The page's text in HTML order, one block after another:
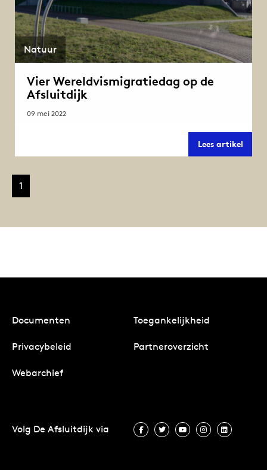
Vier Wereldvismigratiedag op de
Afsluitdijk
09 mei 2022
Lees artikelVier
Natuur
1
Documenten Toegankelijkheid
Privacybeleid Partneroverzicht
Webarchief
Volg De Afsluitdijk via Volg De Afsluitdijk via Facebook
Volg De Afsluitdijk via
Volg De Afsluitdijk via
Volg De